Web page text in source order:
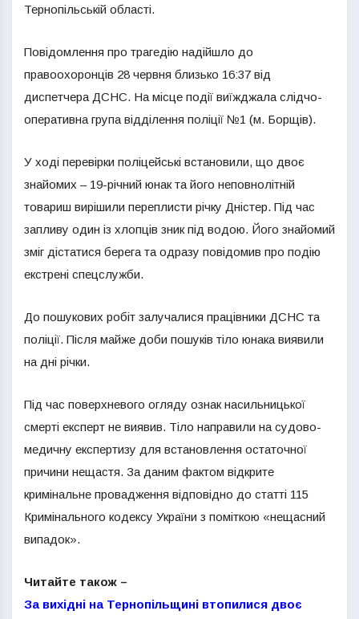
Тернопільській області.
Повідомлення про трагедію надійшло до
правоохоронців 28 червня близько 16:37 від
диспетчера ДСНС. На місце події виїжджала слідчо-
оперативна група відділення поліції №1 (м. Борщів).
У ході перевірки поліцейські встановили, що двоє
знайомих – 19-річний юнак та його неповнолітній
товариш вирішили переплисти річку Дністер. Під час
запливу один із хлопців зник під водою. Його знайомий
зміг дістатися берега та одразу повідомив про подію
екстрені спецслужби.
До пошукових робіт залучалися працівники ДСНС та
поліції. Після майже доби пошуків тіло юнака виявили
на дні річки.
Під час поверхневого огляду ознак насильницької
смерті експерт не виявив. Тіло направили на судово-
медичну експертизу для встановлення остаточної
причини нещастя. За даним фактом відкрите
кримінальне провадження відповідно до статті 115
Кримінального кодексу України з поміткою «нещасний
випадок».
Читайте також –
За вихідні на Тернопільщині втопилися двоє